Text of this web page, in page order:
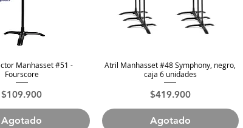
rápida
Manhasset #51 -
Fourscore
Precio
$109.900
Agotado
Vista rápida
Atril Manhasset #48 Symphony, negro,
caja 6 unidades
Precio
$419.900
Agotado